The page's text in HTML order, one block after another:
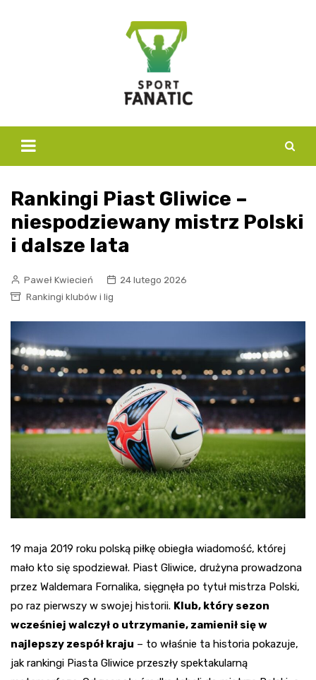
Rankingi Piast Gliwice –
niespodziewany mistrz Polski
i dalsze lata
Paweł Kwiecień
24 lutego 2026
Rankingi klubów i lig
19 maja 2019 roku polską piłkę obiegła wiadomość, której
mało kto się spodziewał. Piast Gliwice, drużyna prowadzona
przez Waldemara Fornalika, sięgnęła po tytuł mistrza Polski,
po raz pierwszy w swojej historii. Klub, który sezon
wcześniej walczył o utrzymanie, zamienił się w
najlepszy zespół kraju – to właśnie ta historia pokazuje,
jak rankingi Piasta Gliwice przeszły spektakularną